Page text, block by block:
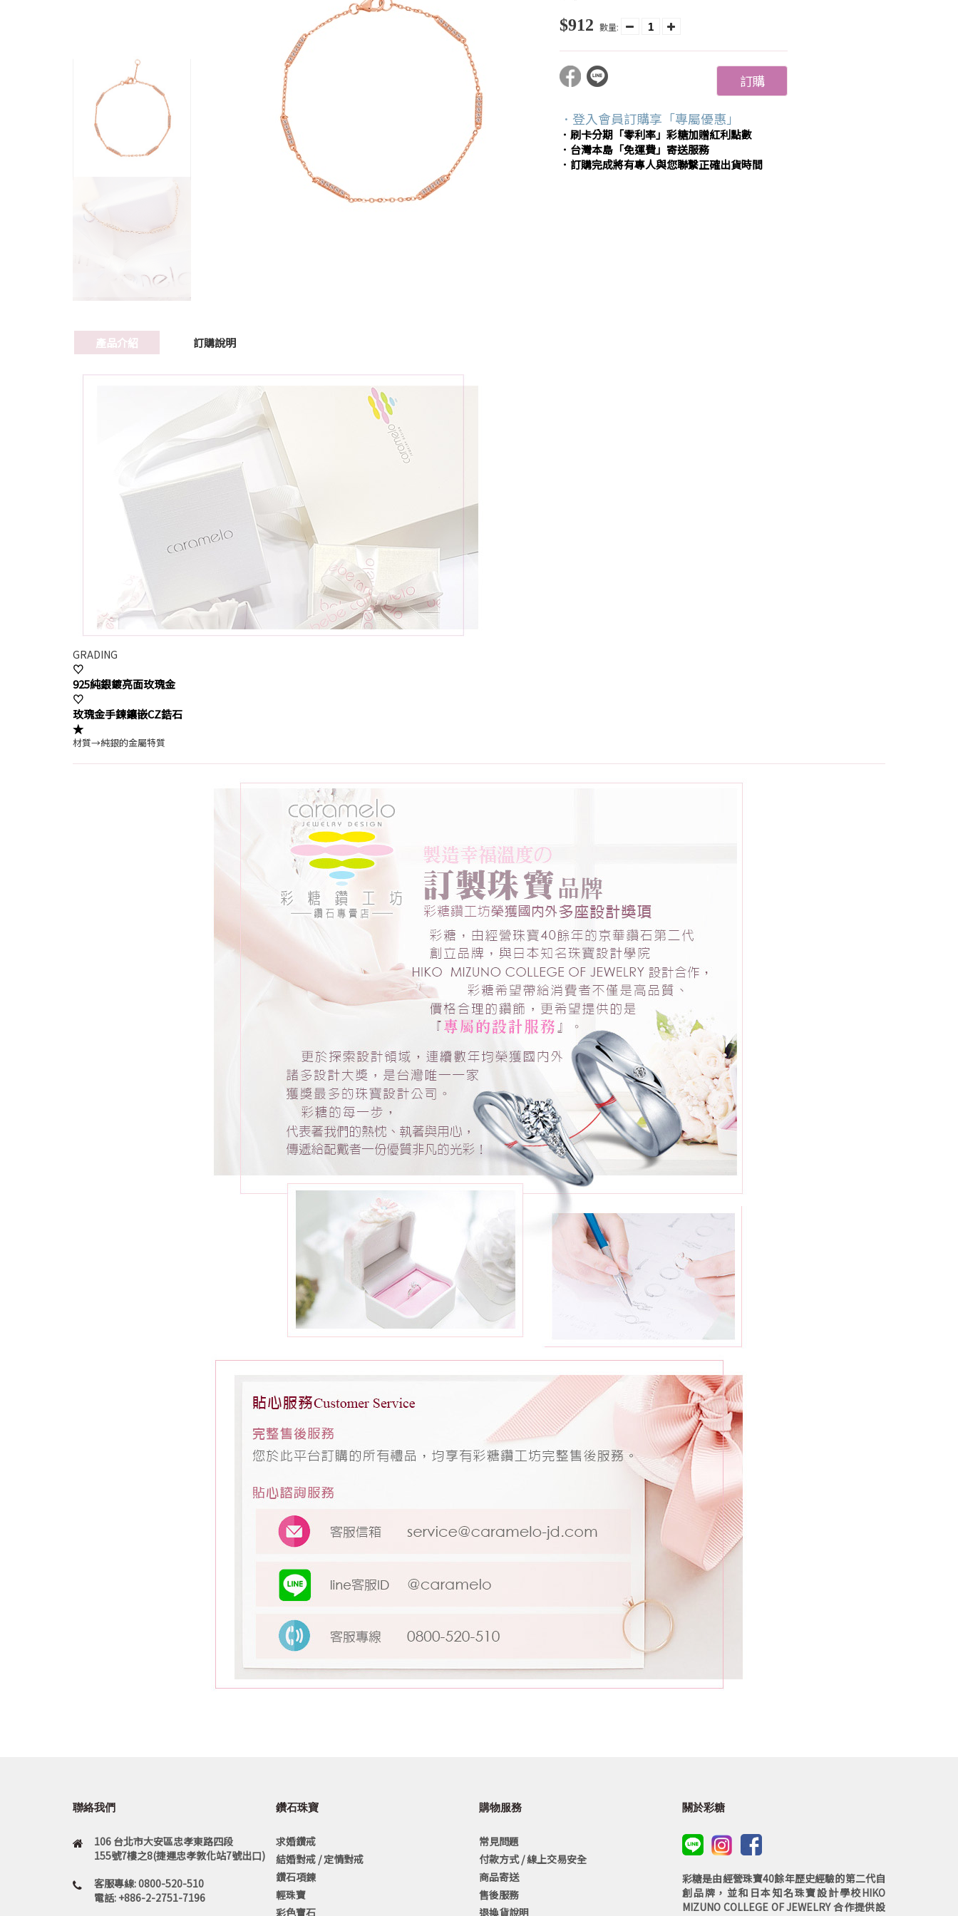
$912 數量:
訂購
．登入會員訂購享「專屬優惠」
．刷卡分期「零利率」彩糖加贈紅利點數
．台灣本島「免運費」寄送服務
．訂購完成將有專人與您聯繫正確出貨時間
產品介紹 訂購說明
GRADING
♡
925純銀鍍亮面玫瑰金
♡
玫瑰金手鍊鑲嵌CZ鋯石
★
材質→純銀的金屬特質
聯絡我們
106 台北市大安區忠孝東路四段
155號7樓之8(捷運忠孝敦化站7號出口)
客服專線: 0800-520-510
電話: +886-2-2751-7196
鑽石珠寶
求婚鑽戒
結婚對戒 / 定情對戒
鑽石項鍊
輕珠寶
彩色寶石
購物服務
常見問題
付款方式 / 線上交易安全
商品寄送
售後服務
退換貨說明
關於彩糖
彩糖是由經營珠寶40餘年歷史經驗的第二代自
創品牌，並和日本知名珠寶設計學校HIKO
MIZUNO COLLEGE OF JEWELRY 合作提供設